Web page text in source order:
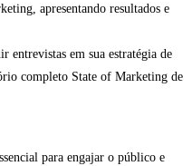
apresentando resultados e
entrevistas em sua estratégia de
completo State of Marketing de
para engajar o público e